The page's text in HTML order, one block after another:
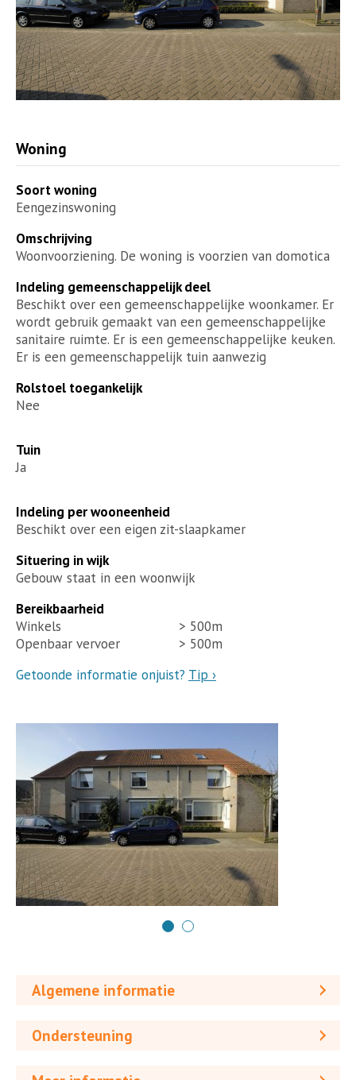
Woning
Soort woning
Eengezinswoning
Omschrijving
Woonvoorziening. De woning is voorzien van domotica
Indeling gemeenschappelijk deel
Beschikt over een gemeenschappelijke woonkamer. Er
wordt gebruik gemaakt van een gemeenschappelijke
sanitaire ruimte. Er is een gemeenschappelijke keuken.
Er is een gemeenschappelijk tuin aanwezig
Rolstoel toegankelijk
Nee
Tuin
Ja
Indeling per wooneenheid
Beschikt over een eigen zit-slaapkamer
Situering in wijk
Gebouw staat in een woonwijk
Bereikbaarheid
Winkels
> 500m
Openbaar vervoer
> 500m
Getoonde informatie onjuist? Tip ›
Algemene informatie
Ondersteuning